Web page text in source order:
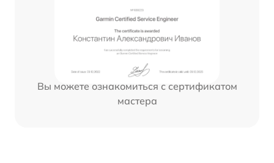
Вы можете ознакомиться с сертификатом
мастера